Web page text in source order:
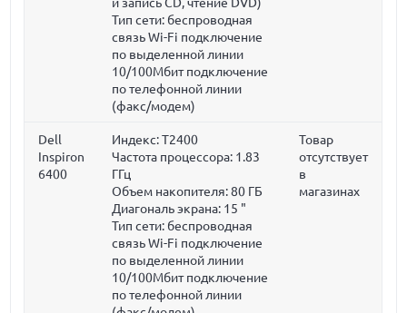
Тип сети: беспроводная
связь Wi-Fi подключение
по выделенной линии
10/100Мбит подключение
по телефонной линии
(факс/модем)
Dell
Inspiron
6400
Индекс: T2400
Частота процессора: 1.83
ГГц
Объем накопителя:80 ГБ
Диагональ экрана: 15 "
Тип сети: беспроводная
связь Wi-Fi подключение
по выделенной линии
10/100Мбит подключение
по телефонной линии
Товар
отсутствует
в
магазинах